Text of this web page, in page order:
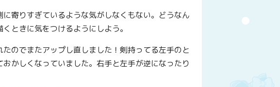
寄りすぎているような気がしなくもない。どうなん
ときに気をつけるようにしよう。
のでまたアップし直しました！剣持ってる左手のと
かしくなっていました。右手と左手が逆になったり